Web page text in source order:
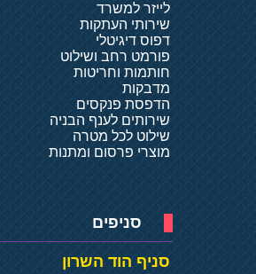
לייזר למשרד
שירותי העתקות
דפוס דיגיטלי
פורמט רחב ושילוט
חותמות וחריטות
מדבקות
הדפסת פנקסים
שירותים לענף הבניה
שילוט לכל מטרה
מוצרי פרסום ומתנות
סניפים
סניף הוד השרון